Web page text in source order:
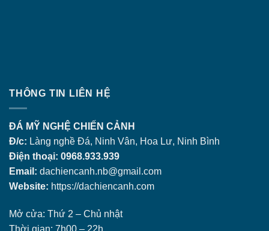
THÔNG TIN LIÊN HỆ
ĐÁ MỸ NGHỆ CHIẾN CẢNH
Đ/c: Làng nghề Đá, Ninh Vân, Hoa Lư, Ninh Bình
Điện thoại: 0968.933.939
Email: dachiencanh.nb@gmail.com
Website: https://dachiencanh.com
Mở cửa: Thứ 2 – Chủ nhật
Thời gian: 7h00 – 22h